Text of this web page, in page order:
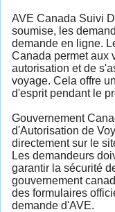
AVE Canada Suivi
soumise, les
demande en ligne.
Canada permet aux
autorisation et de
voyage. Cela offre
d'esprit pendant le
Gouvernement
d'Autorisation de
directement sur le
Les demandeurs
garantir la sécurité
gouvernement
des formulaires
demande d'AVE.